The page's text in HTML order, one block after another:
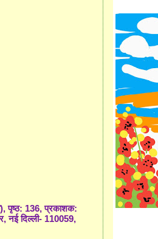
पृष्ठ: 136, प्रकाशक:
नई दिल्ली- 110059,